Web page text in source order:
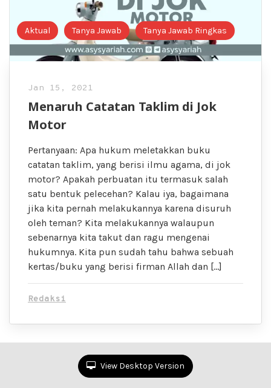
Aktual Tanya Jawab Tanya Jawab Ringkas
Jan 15, 2021
Menaruh Catatan Taklim di Jok
Motor
Pertanyaan: Apa hukum meletakkan buku
catatan taklim, yang berisi ilmu agama, di jok
motor? Apakah perbuatan itu termasuk salah
satu bentuk pelecehan? Kalau iya, bagaimana
jika kita pernah melakukannya karena disuruh
oleh teman? Kita melakukannya walaupun
sebenarnya kita takut dan ragu mengenai
hukumnya. Kita pun sudah tahu bahwa sebuah
kertas/buku yang berisi firman Allah dan […]
Redaksi
View Desktop Version